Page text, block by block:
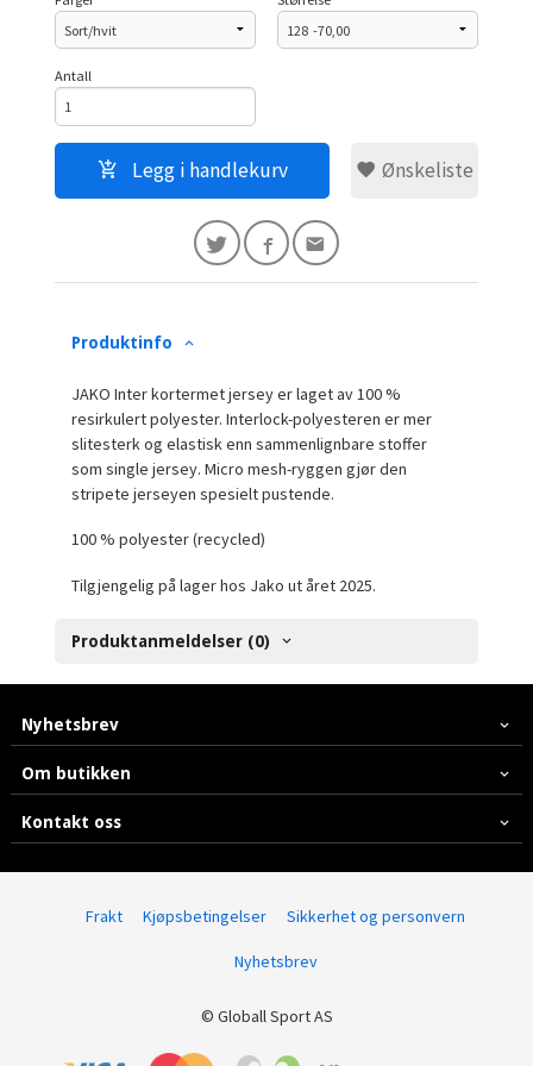
Antall
Legg i handlekurv Ønskeliste
Produktinfo
JAKO Inter kortermet jersey er laget av 100 %
resirkulert polyester. Interlock-polyesteren er mer
slitesterk og elastisk enn sammenlignbare stoffer
som single jersey. Micro mesh-ryggen gjør den
stripete jerseyen spesielt pustende.
100 % polyester (recycled)
Tilgjengelig på lager hos Jako ut året 2025.
Produktanmeldelser (0)
Nyhetsbrev
Om butikken
Kontakt oss
Frakt Kjøpsbetingelser Sikkerhet og personvern
Nyhetsbrev
© Globall Sport AS